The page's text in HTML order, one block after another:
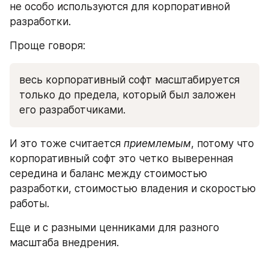
не особо используются для корпоративной
разработки.
Проще говоря:
весь корпоративный софт масштабируется
только до предела, который был заложен
его разработчиками.
И это тоже считается приемлемым, потому что
корпоративный софт это четко выверенная
середина и баланс между стоимостью
разработки, стоимостью владения и скоростью
работы.
Еще и с разными ценниками для разного
масштаба внедрения.